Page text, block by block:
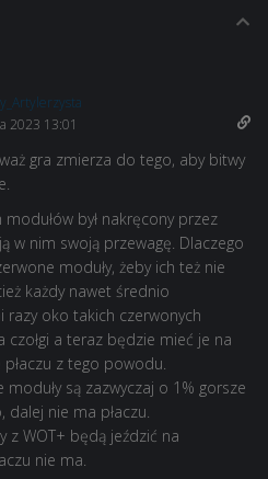
2023 13:01
gra zmierza do tego, aby bitwy
był nakręcony przez
w nim swoją przewagę. Dlaczego
moduły, żeby ich też nie
każdy nawet średnio
razy oko takich czerwonych
a teraz będzie mieć je na
z tego powodu.
są zazwyczaj o 1% gorsze
dalej nie ma płaczu.
z WOT+ będą jeździć na
nie ma.